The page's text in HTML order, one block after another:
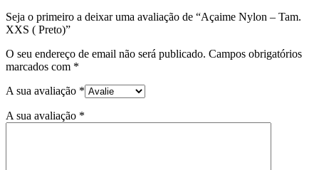
Seja o primeiro a deixar uma avaliação de “Açaime Nylon – Tam.
XXS ( Preto)”
O seu endereço de email não será publicado. Campos obrigatórios
marcados com *
A sua avaliação *
A sua avaliação *